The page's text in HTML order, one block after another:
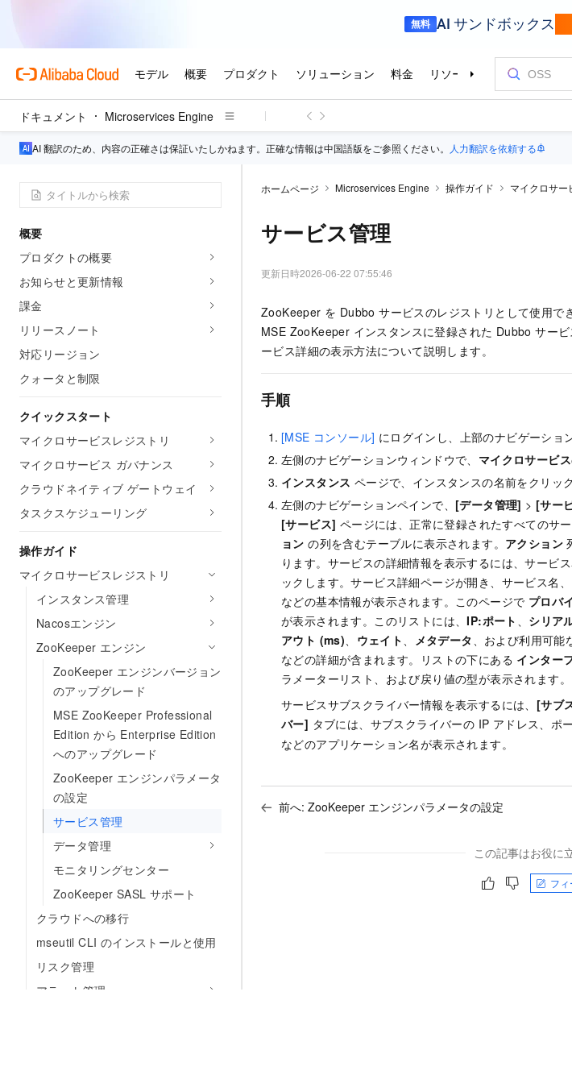
ドキュメント Microservices Engine
AI 翻訳のため、内容の正確さは保証いたしかねます。正確な情報は中国語版をご参照ください。 人力翻訳を依頼する
概要
プロダクトの概要
お知らせと更新情報
課金
リリースノート
対応リージョン
クォータと制限
クイックスタート
マイクロサービスレジストリ
マイクロサービス ガバナンス
クラウドネイティブ ゲートウェイ
タスクスケジューリング
操作ガイド
マイクロサービスレジストリ
インスタンス管理
Nacosエンジン
ZooKeeper エンジン
ZooKeeper エンジンバージョン
のアップグレード
MSE ZooKeeper Professional
Edition から Enterprise Edition
へのアップグレード
ZooKeeper エンジンパラメータ
の設定
サービス管理
データ管理
モニタリングセンター
ZooKeeper SASL サポート
クラウドへの移行
mseutil CLI のインストールと使用
リスク管理
アラート管理
ホームページ Microservices Engine 操作ガイド マイクロサー
サービス管理
更新日時2026-06-22 07:55:46
ZooKeeper を Dubbo サービスのレジストリとして使用で
MSE ZooKeeper インスタンスに登録された Dubbo サー
ービス詳細の表示方法について説明します。
手順
[MSE コンソール] にログインし、上部のナビゲーショ
左側のナビゲーションウィンドウで、 マイクロサービ
インスタンス ページで、インスタンスの名前をクリッ
左側のナビゲーションペインで、 [データ管理] > [サー
[サービス] ページには、正常に登録されたすべてのサ
ョン の列を含むテーブルに表示されます。 アクション
ります。サービスの詳細情報を表示するには、サービス
ックします。サービス詳細ページが開き、サービス名
などの基本情報が表示されます。このページで プロバ
が表示されます。このリストには、IP:ポート 、 シリア
アウト (ms)、 ウェイト、 メタデータ 、および利用可能
などの詳細が含まれます。リストの下にある インター
ラメーターリスト、および戻り値の型が表示されます。
サービスサブスクライバー情報を表示するには、 [サブ
バー] タブには、サブスクライバーの IP アドレス、ポ
などのアプリケーション名が表示されます。
前へ: ZooKeeper エンジンパラメータの設定
この記事はお役に
フ